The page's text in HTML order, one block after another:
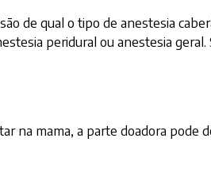
de qual o tipo de anestesia
peridural ou anestesia geral.
na mama, a parte doadora pode